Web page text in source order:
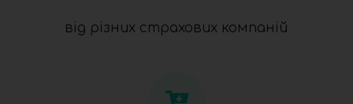
від різних страхових компаній